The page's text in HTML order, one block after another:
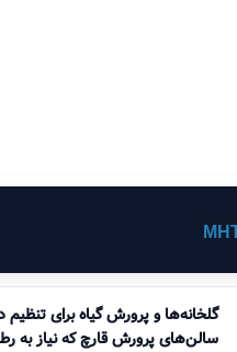
گلخانه‌ها و پرورش گیاه برای
سالن‌های پرورش قارچ که نیاز به